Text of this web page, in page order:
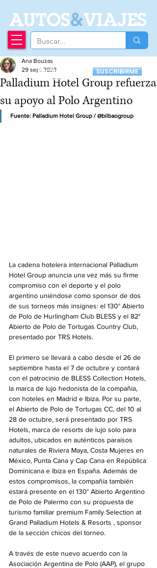
AUTOS&VIAJES
Recibí nuestro
Newsletter
SUSCRIBIRME
Palladium Hotel Group refuerza
su apoyo al Polo Argentino
Ana Bouzas
29 sept 2023
Fuente: Palladium Hotel Group / @bilbaogroup
La cadena hotelera internacional Palladium
Hotel Group anuncia una vez más su firme
compromiso con el deporte y el polo
argentino uniéndose como sponsor de dos
de sus torneos más insignes: el 130° Abierto
de Polo de Hurlingham Club BLESS y el 82°
Abierto de Polo de Tortugas Country Club,
presentado por TRS Hotels.
El primero se llevará a cabo desde el 26 de
septiembre hasta el 7 de octubre y contará
con el patrocinio de BLESS Collection Hotels,
la marca de lujo hedonista de la compañía,
con hoteles en Madrid e Ibiza. Por su parte,
el Abierto de Polo de Tortugas CC, del 10 al
28 de octubre, será presentado por TRS
Hotels, marca de resorts de lujo solo para
adultos, ubicados en auténticos paraísos
naturales de Riviera Maya, Costa Mujeres en
México, Punta Cana y Cap Cana en República
Dominicana e Ibiza en España. Además de
estos compromisos, la compañía también
estará presente en el 130° Abierto Argentino
de Polo de Palermo con su propuesta de
turismo familiar premium Family Selection at
Grand Palladium Hotels & Resorts , sponsor
de la sección chicos del torneo.
A través de este nuevo acuerdo con la
Asociación Argentina de Polo (AAP), el grupo